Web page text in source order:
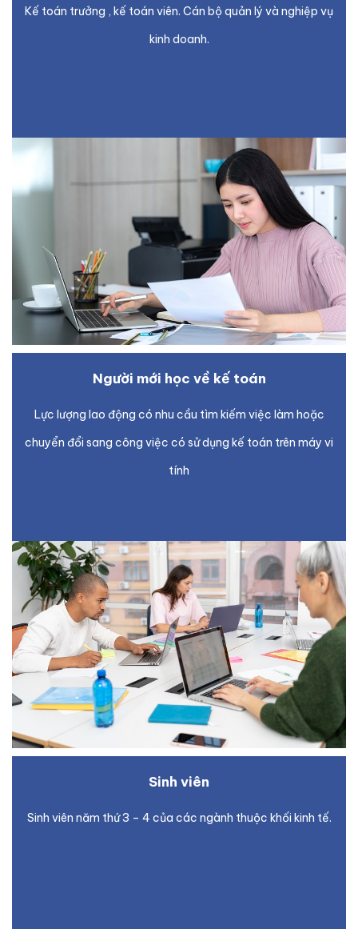
Kế toán trưởng , kế toán viên. Cán bộ quản lý và nghiệp vụ
kinh doanh.
Người mới học về kế toán
Lực lượng lao động có nhu cầu tìm kiếm việc làm hoặc
chuyển đổi sang công việc có sử dụng kế toán trên máy vi
tính
Sinh viên
Sinh viên năm thứ 3 – 4 của các ngành thuộc khối kinh tế.